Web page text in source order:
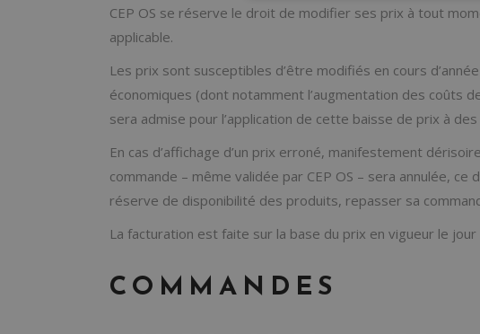
CEP OS se réserve le droit de modifier ses prix à tout
applicable.
Les prix sont susceptibles d’être modifiés en cours
économiques (dont notamment l’augmentation des coûts
sera admise pour l’application de cette baisse de prix à
En cas d’affichage d’un prix erroné, manifestement
commande – même validée par CEP OS – sera annulée,
réserve de disponibilité des produits, repasser sa
La facturation est faite sur la base du prix en vigueur le
COMMANDES